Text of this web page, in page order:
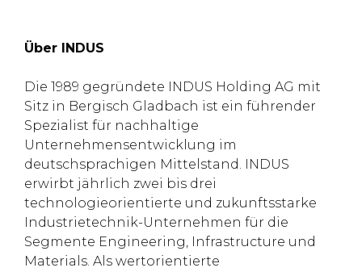
Über INDUS
Die 1989 gegründete INDUS Holding AG mit
Sitz in Bergisch Gladbach ist ein führender
Spezialist für nachhaltige
Unternehmensentwicklung im
deutschsprachigen Mittelstand. INDUS
erwirbt jährlich zwei bis drei
technologieorientierte und zukunftsstarke
Industrietechnik-Unternehmen für die
Segmente Engineering, Infrastructure und
Materials. Als wertorientierte